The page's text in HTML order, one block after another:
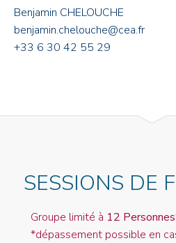
Benjamin CHELOUCHE
benjamin.chelouche@cea.fr
+33 6 30 42 55 29
SESSIONS DE
Groupe limité à 12
*dépassement possible en